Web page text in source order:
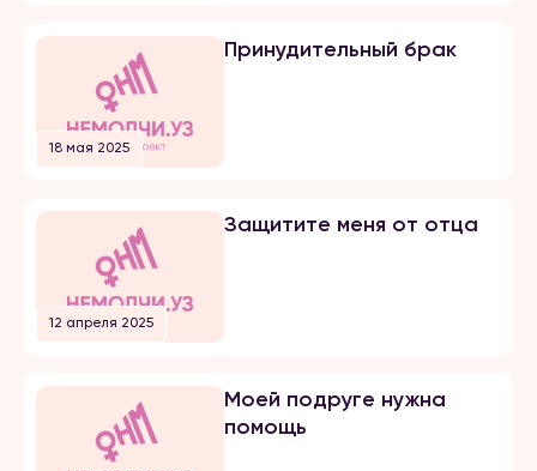
мне сделал предложение. Мы […]
18 мая 2025
Принудительный брак
12 апреля 2025
Защитите меня от отца
Моей подруге нужна
помощь